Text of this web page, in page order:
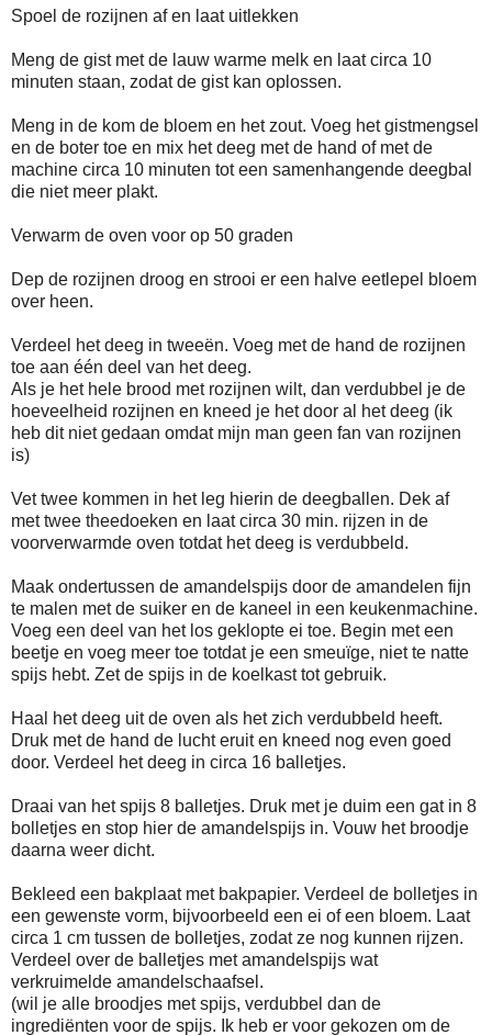
Spoel de rozijnen af en laat uitlekken
Meng de gist met de lauw warme melk en laat circa 10
minuten staan, zodat de gist kan oplossen.
Meng in de kom de bloem en het zout. Voeg het gistmengsel
en de boter toe en mix het deeg met de hand of met de
machine circa 10 minuten tot een samenhangende deegbal
die niet meer plakt.
Verwarm de oven voor op 50 graden
Dep de rozijnen droog en strooi er een halve eetlepel bloem
over heen.
Verdeel het deeg in tweeën. Voeg met de hand de rozijnen
toe aan één deel van het deeg.
Als je het hele brood met rozijnen wilt, dan verdubbel je de
hoeveelheid rozijnen en kneed je het door al het deeg (ik
heb dit niet gedaan omdat mijn man geen fan van rozijnen
is)
Vet twee kommen in het leg hierin de deegballen. Dek af
met twee theedoeken en laat circa 30 min. rijzen in de
voorverwarmde oven totdat het deeg is verdubbeld.
Maak ondertussen de amandelspijs door de amandelen fijn
te malen met de suiker en de kaneel in een keukenmachine.
Voeg een deel van het los geklopte ei toe. Begin met een
beetje en voeg meer toe totdat je een smeuïge, niet te natte
spijs hebt. Zet de spijs in de koelkast tot gebruik.
Haal het deeg uit de oven als het zich verdubbeld heeft.
Druk met de hand de lucht eruit en kneed nog even goed
door. Verdeel het deeg in circa 16 balletjes.
Draai van het spijs 8 balletjes. Druk met je duim een gat in 8
bolletjes en stop hier de amandelspijs in. Vouw het broodje
daarna weer dicht.
Bekleed een bakplaat met bakpapier. Verdeel de bolletjes in
een gewenste vorm, bijvoorbeeld een ei of een bloem. Laat
circa 1 cm tussen de bolletjes, zodat ze nog kunnen rijzen.
Verdeel over de balletjes met amandelspijs wat
verkruimelde amandelschaafsel.
(wil je alle broodjes met spijs, verdubbel dan de
ingrediënten voor de spijs. Ik heb er voor gekozen om de